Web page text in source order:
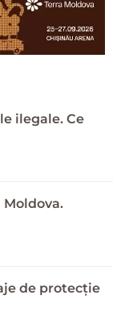
ilegale. Ce
de protecție